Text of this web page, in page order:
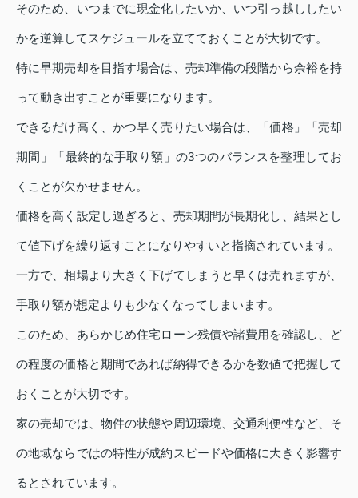
そのため、いつまでに現金化したいか、いつ引っ越ししたい
かを逆算してスケジュールを立てておくことが大切です。
特に早期売却を目指す場合は、売却準備の段階から余裕を持
って動き出すことが重要になります。
できるだけ高く、かつ早く売りたい場合は、「価格」「売却
期間」「最終的な手取り額」の3つのバランスを整理してお
くことが欠かせません。
価格を高く設定し過ぎると、売却期間が長期化し、結果とし
て値下げを繰り返すことになりやすいと指摘されています。
一方で、相場より大きく下げてしまうと早くは売れますが、
手取り額が想定よりも少なくなってしまいます。
このため、あらかじめ住宅ローン残債や諸費用を確認し、ど
の程度の価格と期間であれば納得できるかを数値で把握して
おくことが大切です。
家の売却では、物件の状態や周辺環境、交通利便性など、そ
の地域ならではの特性が成約スピードや価格に大きく影響す
るとされています。